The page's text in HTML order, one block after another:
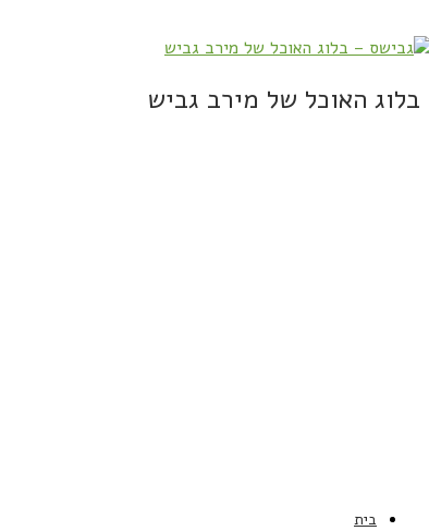
בלוג האוכל של מירב גביש
בית